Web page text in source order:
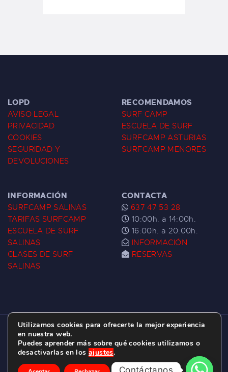
LOPD
AVISO LEGAL
PRIVACIDAD
COOKIES
SEGURIDAD Y
DEVOLUCIONES
RECOMENDAMOS
SURF CAMP
ESCUELA DE SURF
SURFCAMP ASTURIAS
SURFCAMP MENORES
INFORMACIÓN
SURFCAMP SALINAS
TARIFAS SURFCAMP
ESCUELA DE SURF
SALINAS
CLASES DE SURF
SALINAS
CONTACTA
637 47 53 28
10:00h. a 14:00h.
16:00h. a 20:00h.
INFORMACIÓN
RESERVAS
ESCUELA DE SURF LAS DUNAS ©
2026.
C/ BERNARDO ÁLVAREZ GALAN 1, SALINAS
(ASTURIAS)
Utilizamos cookies para ofrecerte la mejor experiencia
en nuestra web.
Puedes aprender más sobre qué cookies utilizamos o
desactivarlas en los ajustes.
Contáctanos